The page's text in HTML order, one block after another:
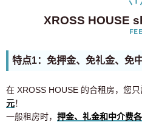
XROSS HOUSE
FEE
特点1：免押金、免礼金、免
在 XROSS HOUSE 的合租房，您
元！
一般租房时， 押金、礼金和中介费